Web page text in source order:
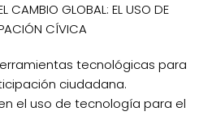
CAMBIO GLOBAL: EL USO DE
CÍVICA
tecnológicas para
ciudadana.
el uso de tecnología para el